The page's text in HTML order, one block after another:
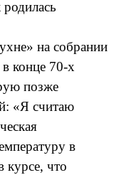
на собрании
конце 70-х
позже
«Я считаю
в
курсе, что